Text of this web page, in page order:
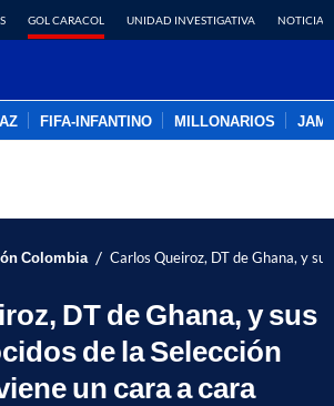
GOL CARACOL UNIDAD INVESTIGATIVA NOTICIAS
FIFA-INFANTINO MILLONARIOS
Colombia / Carlos Queiroz, DT de Ghana, y
DT de Ghana, y sus
de la Selección
un cara a cara